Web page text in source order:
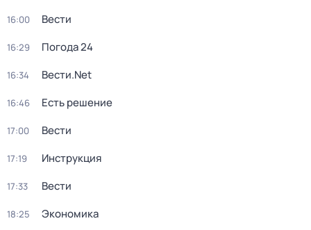
16:00 Вести
16:29 Погода 24
16:34 Вести.Net
16:46 Есть решение
17:00 Вести
17:19 Инструкция
17:33 Вести
18:25 Экономика